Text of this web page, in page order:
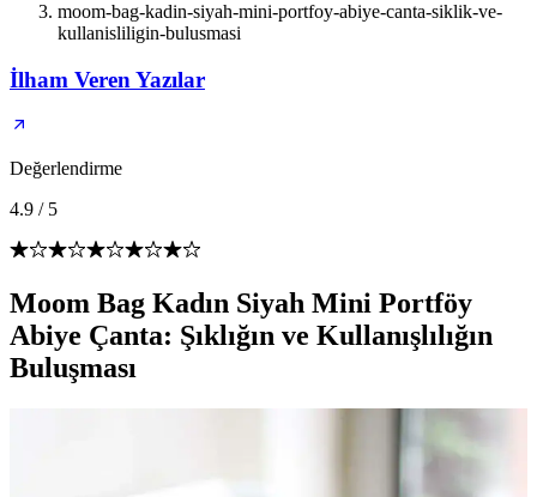
moom-bag-kadin-siyah-mini-portfoy-abiye-canta-siklik-ve-
kullanisliligin-bulusmasi
İlham Veren Yazılar
Değerlendirme
4.9 / 5
Moom Bag Kadın Siyah Mini Portföy
Abiye Çanta: Şıklığın ve Kullanışlılığın
Buluşması